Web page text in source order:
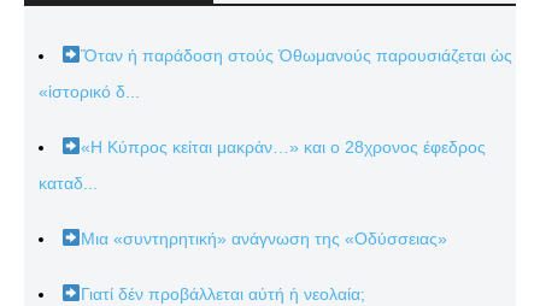
Ὅταν ἡ παράδοση στούς Ὀθωμανούς παρουσιάζεται ὡς
«ἱστορικό δ...
«Η Κύπρος κείται μακράν…» και ο 28χρονος έφεδρος
καταδ...
Μια «συντηρητική» ανάγνωση της «Οδύσσειας»
Γιατί δέν προβάλλεται αὐτή ἡ νεολαία;